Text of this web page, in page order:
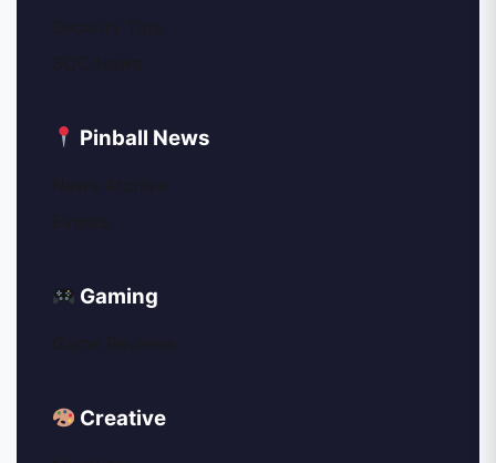
Pinball News
Gaming
Creative